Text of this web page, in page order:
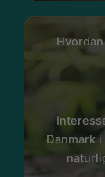
Danmark